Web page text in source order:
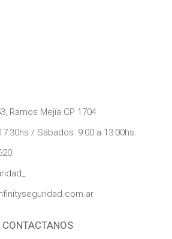
CONTACTANOS
Ramos Mejía CP 1704
/ Sábados: 9:00 a 13:00hs.